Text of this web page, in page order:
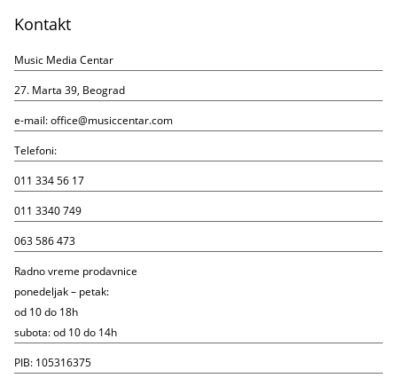
Kontakt
Music Media Centar
27. Marta 39, Beograd
e-mail:office@musiccentar.com
Telefoni:
011 334 56 17
011 3340 749
063 586 473
Radno vreme prodavnice
ponedeljak – petak:
od 10 do 18h
subota: od 10 do 14h
PIB: 105316375